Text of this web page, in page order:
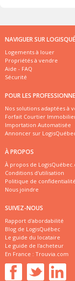
NAVIGUER SUR
Logements à louer
Propriétés à vendre
Aide - FAQ
Sécurité
POUR LES
Nos solutions adaptées à
Forfait Courtier
Importation Automatisée
Annoncer sur
À PROPOS
À propos de
Conditions d'utilisation
Politique de confidentialité
Nous joindre
SUIVEZ-NOUS
Rapport d'abordabilité
Blog de LogisQuébec
Le guide du locataire
Le guide de l'acheteur
En France : Trouvia.com